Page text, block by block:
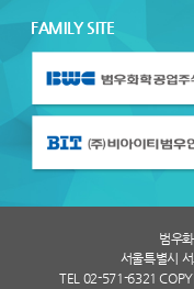
FAMILY SITE
범우
서울특별시
TEL 02-571-6321